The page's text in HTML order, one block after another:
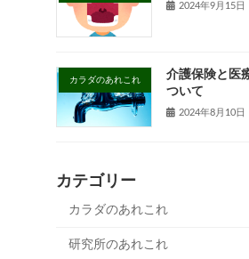
2024年9月15日
カラダのあれこれ
介護保険と医
ついて
2024年8月10日
カテゴリー
カラダのあれこれ
研究所のあれこれ